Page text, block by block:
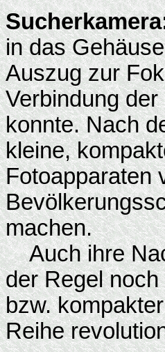
in das
Auszug zur
Verbindung
konnte. Nach
kleine,
Fotoapparaten
machen.
Auch ihre
der Regel
bzw.
Reihe